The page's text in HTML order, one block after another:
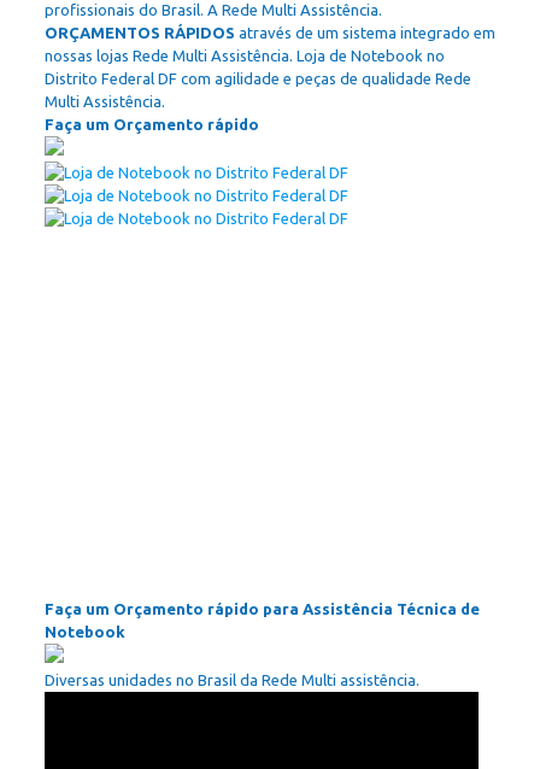
profissionais do Brasil. A Rede Multi Assistência.
ORÇAMENTOS RÁPIDOS através de um sistema integrado em
nossas lojas Rede Multi Assistência. Loja de Notebook no
Distrito Federal DF com agilidade e peças de qualidade Rede
Multi Assistência.
Faça um Orçamento rápido
Faça um Orçamento rápido para Assistência Técnica de
Notebook
Diversas unidades no Brasil da Rede Multi assistência.